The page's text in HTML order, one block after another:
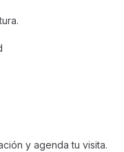
y agenda tu visita.